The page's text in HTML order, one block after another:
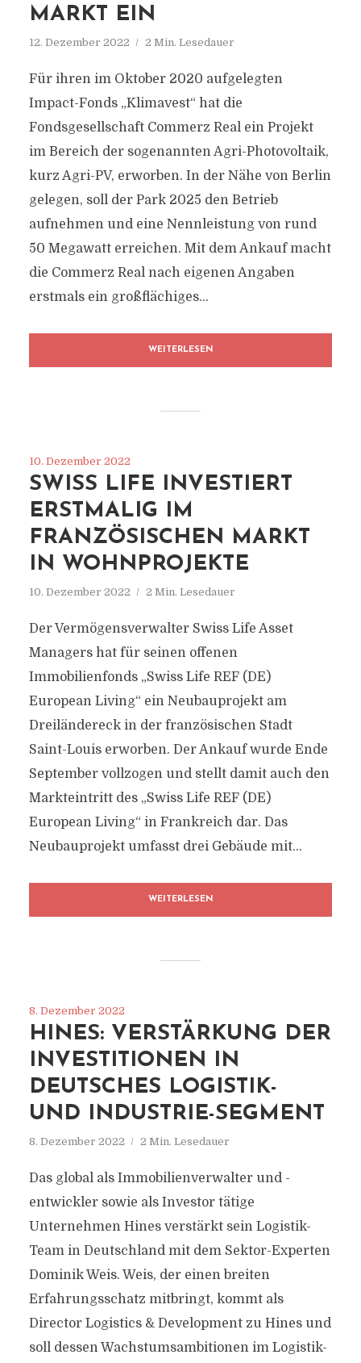
MARKT EIN
12. Dezember 2022 2 Min. Lesedauer
Für ihren im Oktober 2020 aufgelegten
Impact-Fonds „Klimavest“ hat die
Fondsgesellschaft Commerz Real ein Projekt
im Bereich der sogenannten Agri-Photovoltaik,
kurz Agri-PV, erworben. In der Nähe von Berlin
gelegen, soll der Park 2025 den Betrieb
aufnehmen und eine Nennleistung von rund
50 Megawatt erreichen. Mit dem Ankauf macht
die Commerz Real nach eigenen Angaben
erstmals ein großflächiges...
WEITERLESEN
10. Dezember 2022
SWISS LIFE INVESTIERT
ERSTMALIG IM
FRANZÖSISCHEN MARKT
IN WOHNPROJEKTE
10. Dezember 2022 2 Min. Lesedauer
Der Vermögensverwalter Swiss Life Asset
Managers hat für seinen offenen
Immobilienfonds „Swiss Life REF (DE)
European Living“ ein Neubauprojekt am
Dreiländereck in der französischen Stadt
Saint-Louis erworben. Der Ankauf wurde Ende
September vollzogen und stellt damit auch den
Markteintritt des „Swiss Life REF (DE)
European Living“ in Frankreich dar. Das
Neubauprojekt umfasst drei Gebäude mit...
WEITERLESEN
8. Dezember 2022
HINES: VERSTÄRKUNG DER
INVESTITIONEN IN
DEUTSCHES LOGISTIK-
UND INDUSTRIE-SEGMENT
8. Dezember 2022 2 Min. Lesedauer
Das global als Immobilienverwalter und -
entwickler sowie als Investor tätige
Unternehmen Hines verstärkt sein Logistik-
Team in Deutschland mit dem Sektor-Experten
Dominik Weis. Weis, der einen breiten
Erfahrungsschatz mitbringt, kommt als
Director Logistics & Development zu Hines und
soll dessen Wachstumsambitionen im Logistik-